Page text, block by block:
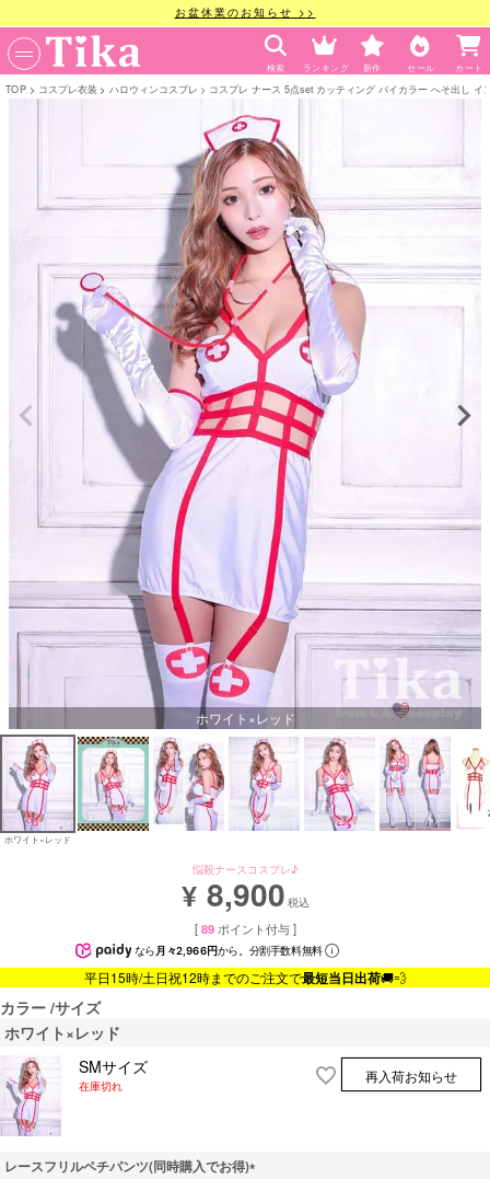
お盆休業のお知らせ >>
検索 ランキング 新作 セール カート
TOP コスプレ衣装 ハロウィンコスプレ コスプレ ナース 5点set カッティング バイカラー へそ出し
ホワイト×レッド
ホワイト×レッド
悩殺ナースコスプレ♪
¥ 8,900 税込
[ 89 ポイント付与 ]
なら月々2,966円から。分割手数料無料
平日15時/土日祝12時までのご注文で最短当日出荷🚚💨
カラー サイズ
ホワイト×レッド
SMサイズ
在庫切れ
再入荷お知らせ
レースフリルペチパンツ(同時購入でお得)